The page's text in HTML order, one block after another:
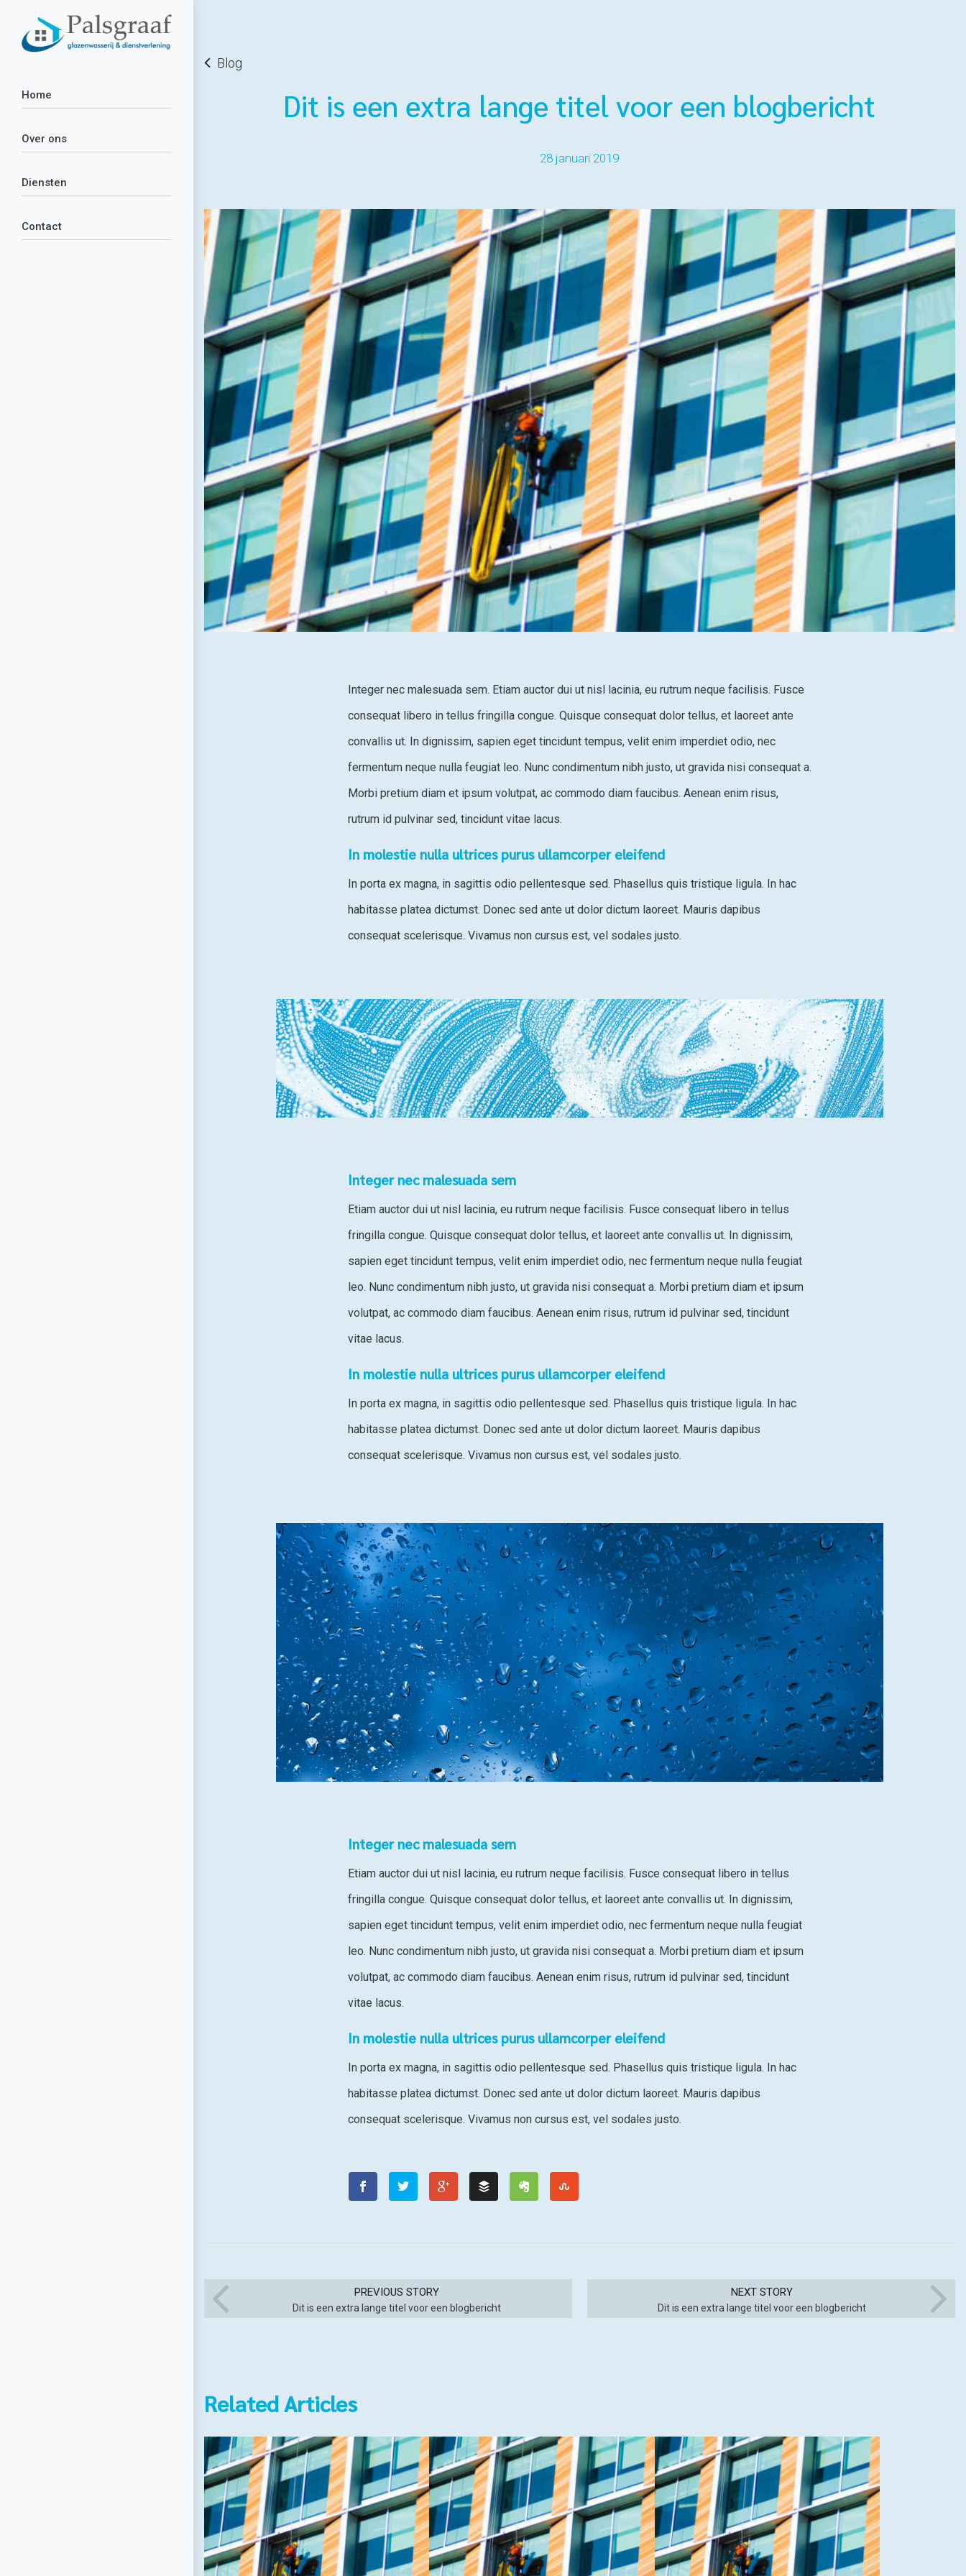
Home
Over ons
Diensten
Contact
Blog
Dit is een extra lange titel voor een blogbericht
28 januari 2019
Integer nec malesuada sem. Etiam auctor dui ut nisl lacinia, eu rutrum neque facilisis. Fusce
consequat libero in tellus fringilla congue. Quisque consequat dolor tellus, et laoreet ante
convallis ut. In dignissim, sapien eget tincidunt tempus, velit enim imperdiet odio, nec
fermentum neque nulla feugiat leo. Nunc condimentum nibh justo, ut gravida nisi consequat a.
Morbi pretium diam et ipsum volutpat, ac commodo diam faucibus. Aenean enim risus,
rutrum id pulvinar sed, tincidunt vitae lacus.
In molestie nulla ultrices purus ullamcorper eleifend
In porta ex magna, in sagittis odio pellentesque sed. Phasellus quis tristique ligula. In hac
habitasse platea dictumst. Donec sed ante ut dolor dictum laoreet. Mauris dapibus
consequat scelerisque. Vivamus non cursus est, vel sodales justo.
Integer nec malesuada sem
Etiam auctor dui ut nisl lacinia, eu rutrum neque facilisis. Fusce consequat libero in tellus
fringilla congue. Quisque consequat dolor tellus, et laoreet ante convallis ut. In dignissim,
sapien eget tincidunt tempus, velit enim imperdiet odio, nec fermentum neque nulla feugiat
leo. Nunc condimentum nibh justo, ut gravida nisi consequat a. Morbi pretium diam et ipsum
volutpat, ac commodo diam faucibus. Aenean enim risus, rutrum id pulvinar sed, tincidunt
vitae lacus.
In molestie nulla ultrices purus ullamcorper eleifend
In porta ex magna, in sagittis odio pellentesque sed. Phasellus quis tristique ligula. In hac
habitasse platea dictumst. Donec sed ante ut dolor dictum laoreet. Mauris dapibus
consequat scelerisque. Vivamus non cursus est, vel sodales justo.
Integer nec malesuada sem
Etiam auctor dui ut nisl lacinia, eu rutrum neque facilisis. Fusce consequat libero in tellus
fringilla congue. Quisque consequat dolor tellus, et laoreet ante convallis ut. In dignissim,
sapien eget tincidunt tempus, velit enim imperdiet odio, nec fermentum neque nulla feugiat
leo. Nunc condimentum nibh justo, ut gravida nisi consequat a. Morbi pretium diam et ipsum
volutpat, ac commodo diam faucibus. Aenean enim risus, rutrum id pulvinar sed, tincidunt
vitae lacus.
In molestie nulla ultrices purus ullamcorper eleifend
In porta ex magna, in sagittis odio pellentesque sed. Phasellus quis tristique ligula. In hac
habitasse platea dictumst. Donec sed ante ut dolor dictum laoreet. Mauris dapibus
consequat scelerisque. Vivamus non cursus est, vel sodales justo.
PREVIOUS STORY
Dit is een extra lange titel voor een blogbericht
NEXT STORY
Dit is een extra lange titel voor een blogbericht
Related Articles